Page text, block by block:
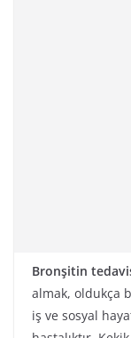
Bronşitin
almak, oldukça
iş ve sosyal